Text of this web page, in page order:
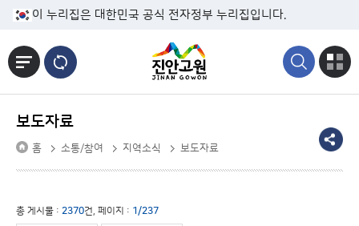
본문바로가기
이 누리집은 대한민국 공식 전자정부 누리집입니다.
보도자료
홈 소통/참여 지역소식 보도자료
총 게시물 : 2370건, 페이지 : 1/237